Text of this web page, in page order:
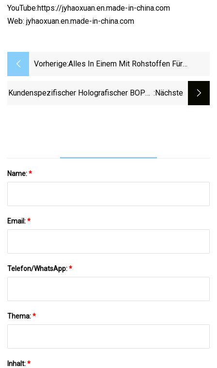
YouTube:https://jyhaoxuan.en.made-in-china.com
Web: jyhaoxuan.en.made-in-china.com
Vorherige:Alles In Einem Mit Rohstoffen Für
Preisen
Kundenspezifischer Holografischer BOPP- :nächste
Name:*
Email:*
Telefon/WhatsApp:*
Thema:*
Inhalt:*